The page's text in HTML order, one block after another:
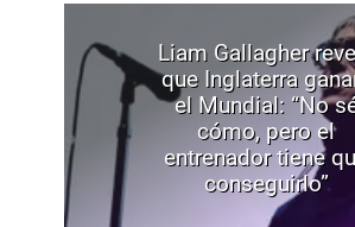
Liam Gallagher
que Inglaterra
el Mundial: “No
cómo, pero el
entrenador tiene
conseguirlo”